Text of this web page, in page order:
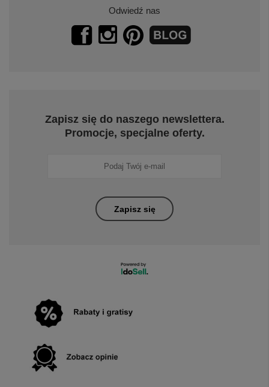
Odwiedź nas
Zapisz się do naszego newslettera.
Promocje, specjalne oferty.
Zapisz się